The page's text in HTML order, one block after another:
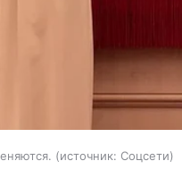
источник: Соцсети